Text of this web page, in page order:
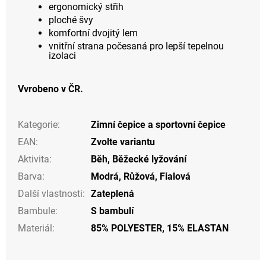
ergonomický střih
ploché švy
komfortní dvojitý lem
vnitřní strana počesaná pro lepší tepelnou
izolaci
Vvrobeno v ČR.
Kategorie:
Zimní čepice a sportovní čepice
EAN:
Zvolte variantu
Aktivita: Běh, Běžecké lyžování
Barva: Modrá, Růžová, Fialová
Další vlastnosti: Zateplená
Bambule:
S bambulí
Materiál: 85% POLYESTER, 15% ELASTAN